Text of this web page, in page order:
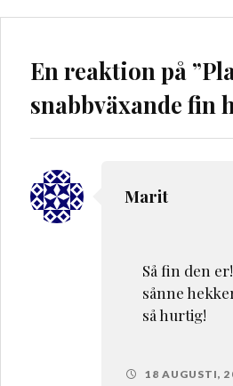
En reaktion på ”
snabbväxande fin
Marit
Så fin den
sånne
så hurtig!
18 AUGUSTI,